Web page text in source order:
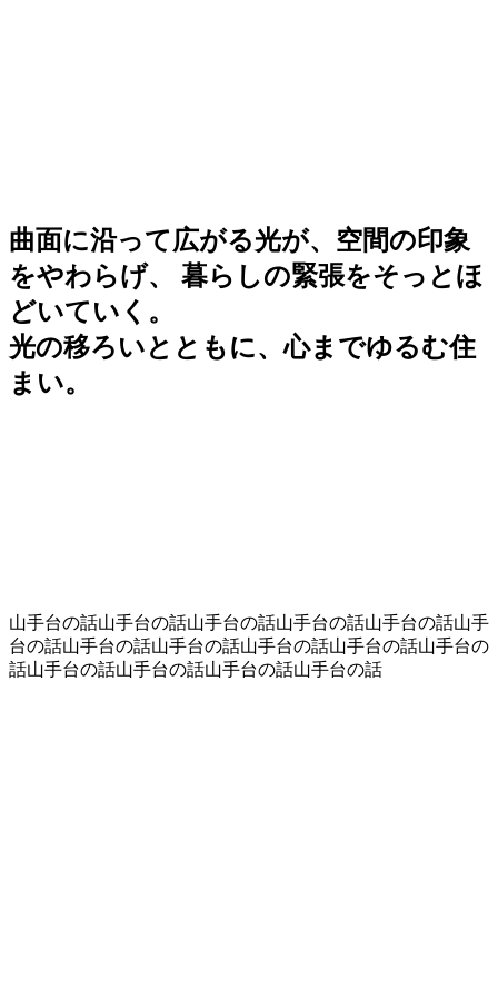
曲面に沿って広がる光が、空間の印象
をやわらげ、 暮らしの緊張をそっとほ
どいていく。
光の移ろいとともに、心までゆるむ住
まい。
山手台の話山手台の話山手台の話山手台の話山手台の話山手
台の話山手台の話山手台の話山手台の話山手台の話山手台の
話山手台の話山手台の話山手台の話山手台の話